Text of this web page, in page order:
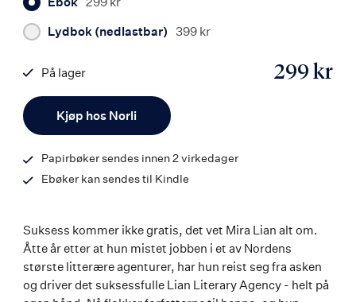
Lydbok (nedlastbar) 399 kr
Kjøp hos Norli
299 kr
På lager
9788203460814
Papirbøker sendes innen 2 virkedager
Ebøker kan sendes til Kindle
Suksess kommer ikke gratis, det vet Mira Lian alt om.
Åtte år etter at hun mistet jobben i et av Nordens
største litterære agenturer, har hun reist seg fra asken
og driver det suksessfulle Lian Literary Agency - helt på